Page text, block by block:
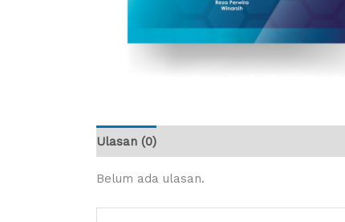
Ulasan (0)
Belum ada ulasan.